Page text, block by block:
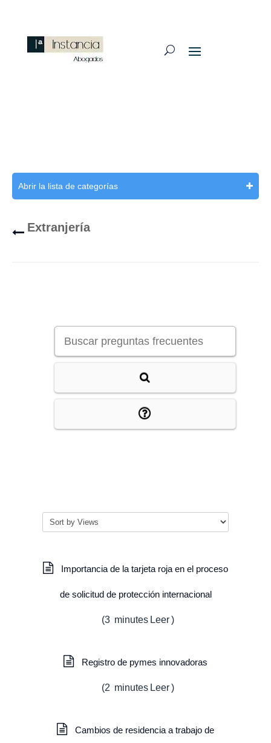
Abrir la lista de categorías
Extranjería
Importancia de la tarjeta roja en el proceso
de solicitud de protección internacional
(3 minutes Leer )
Registro de pymes innovadoras
(2 minutes Leer )
Cambios de residencia a trabajo de